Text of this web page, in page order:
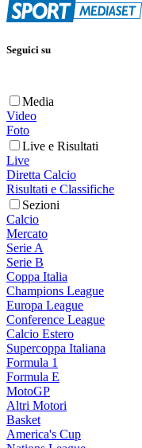
Seguici su
Media
Video
Foto
Live e Risultati
Live
Diretta Calcio
Risultati e Classifiche
Sezioni
Calcio
Mercato
Serie A
Serie B
Coppa Italia
Champions League
Europa League
Conference League
Calcio Estero
Supercoppa Italiana
Formula 1
Formula E
MotoGP
Altri Motori
Basket
America's Cup